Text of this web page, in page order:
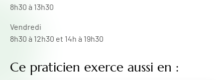
8h30 à 13h30
Vendredi
8h30 à 12h30 et 14h à 19h30
Ce praticien exerce aussi en :